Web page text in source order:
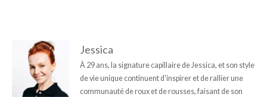
Jessica
À 29 ans, la signature capillaire de Jessica, et son style
de vie unique continuent d'inspirer et de rallier une
communauté de roux et de rousses, faisant de son